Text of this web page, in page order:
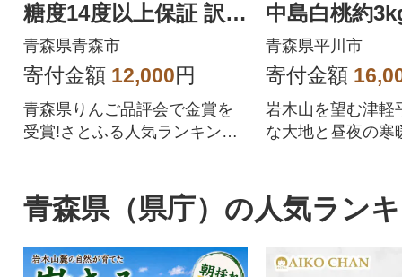
糖度14度以上保証 訳あ
り 家庭用 りんご フル
ーツ 果物
青森県青森市
寄付金額 12,000円
青森県りんご品評会で金賞を
受賞!さとふる人気ランキング3
中島白桃約
青森県平川市
寄付金額
岩木山を望む津軽
な大地と昼夜の寒
ます。りんご栽培
術を生かし、手間
信の『津軽の桃
味ください。
青森県（県庁）の人気ラン